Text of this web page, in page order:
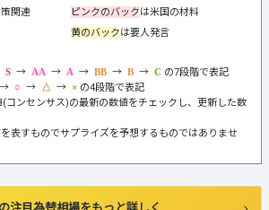
関連 ピンクのバックは米国の材料
黄のバックは要人発言
→ → → → →
の7段階で表記
→ → →
の4段階で表記
ンセンサス)の最新の数値をチェックし、更新した数
表すものでサプライズを予想するものではありませ